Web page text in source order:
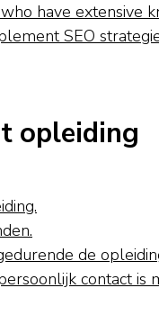
have extensive
SEO
opleiding
de
contact is